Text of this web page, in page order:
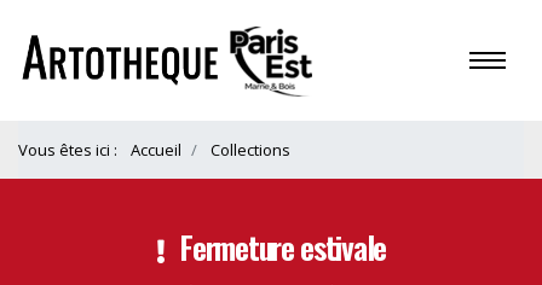
Vous êtes ici : Accueil Collections
Fermeture estivale